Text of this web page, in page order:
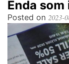
Enda
Posted on 2023-